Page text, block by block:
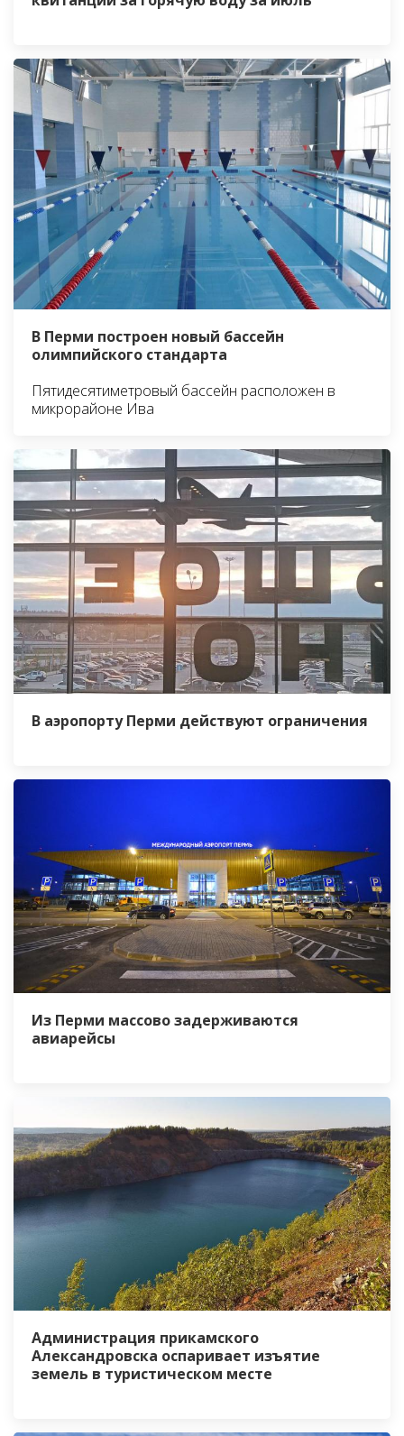
В Перми построен новый бассейн
олимпийского стандарта
Пятидесятиметровый бассейн расположен в
микрорайоне Ива
В аэропорту Перми действуют ограничения
Из Перми массово задерживаются
авиарейсы
Администрация прикамского
Александровска оспаривает изъятие
земель в туристическом месте